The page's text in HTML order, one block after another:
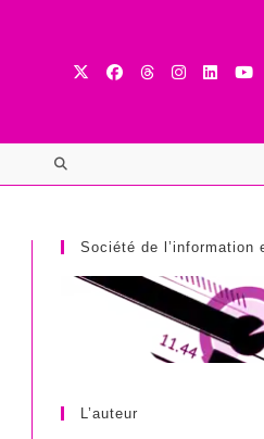
TOGGLE
SEARCH
Société de l’information
L’auteur